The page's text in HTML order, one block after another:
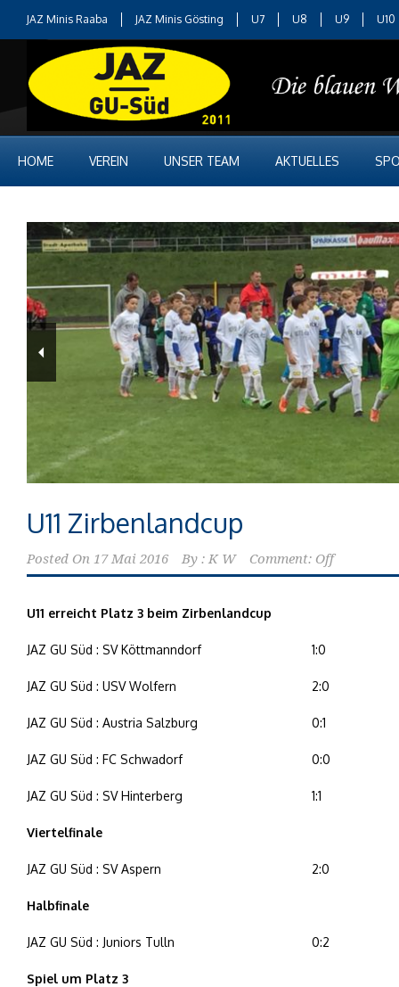
JAZ Minis Raaba JAZ Minis Gösting U7 U8 U9 U10
HOME VEREIN UNSER TEAM AKTUELLES
U11 Zirbenlandcup
Posted On 17 Mai 2016 By : K W Comment: Off
U11 erreicht Platz 3 beim Zirbenlandcup
JAZ GU Süd : SV Köttmanndorf 1:0
JAZ GU Süd : USV Wolfern 2:0
JAZ GU Süd : Austria Salzburg 0:1
JAZ GU Süd : FC Schwadorf 0:0
JAZ GU Süd : SV Hinterberg 1:1
Viertelfinale
JAZ GU Süd : SV Aspern 2:0
Halbfinale
JAZ GU Süd : Juniors Tulln 0:2
Spiel um Platz 3